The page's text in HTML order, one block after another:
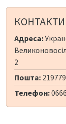
КОНТАКТИ
Адреса:
2
Пошта:
Телефон: